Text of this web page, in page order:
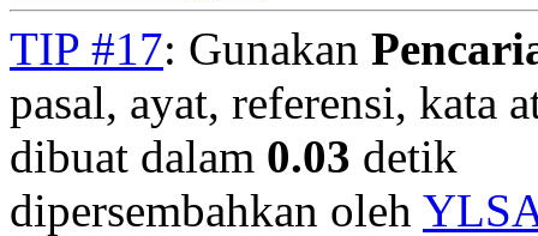
TIP #17: Gunakan
pasal, ayat, referensi, kata
dibuat dalam 0.03 detik
dipersembahkan oleh